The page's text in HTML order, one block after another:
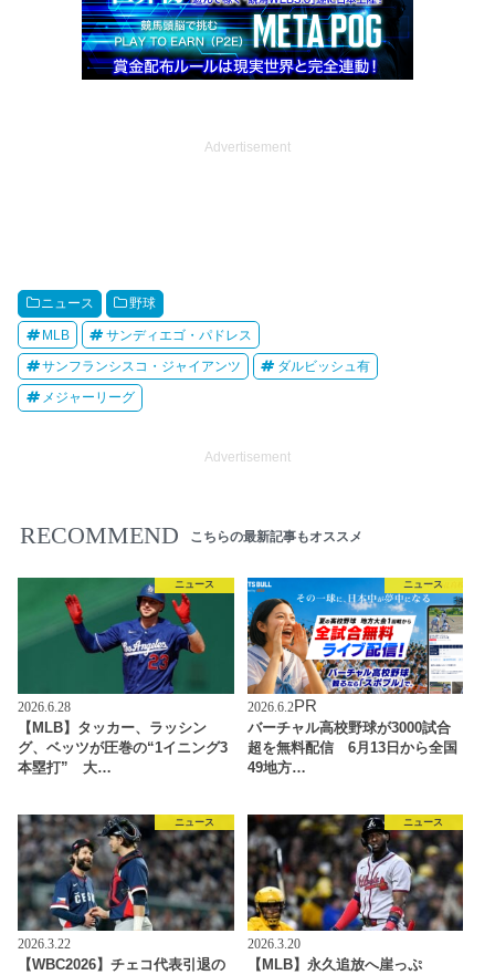
Advertisement
ニュース 野球
MLB サンディエゴ・パドレス
サンフランシスコ・ジャイアンツ ダルビッシュ有
メジャーリーグ
Advertisement
RECOMMEND こちらの最新記事もオススメ
ニュース
2026.6.28
【MLB】タッカー、ラッシン
グ、ベッツが圧巻の“1イニング3
本塁打” 大…
ニュース
2026.6.2PR
バーチャル高校野球が3000試合
超を無料配信 6月13日から全国
49地方…
ニュース
2026.3.22
【WBC2026】チェコ代表引退の
ニュース
2026.3.20
【MLB】永久追放へ崖っぷ